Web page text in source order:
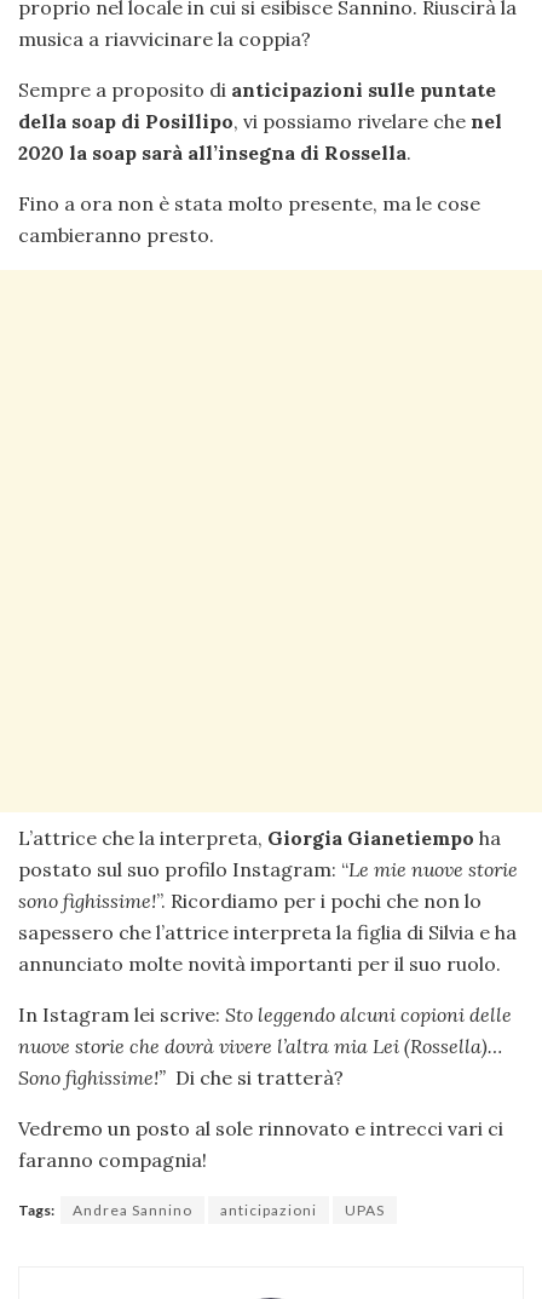
proprio nel locale in cui si esibisce Sannino. Riuscirà la
musica a riavvicinare la coppia?
Sempre a proposito di anticipazioni sulle puntate
della soap di Posillipo, vi possiamo rivelare che nel
2020 la soap sarà all’insegna di Rossella.
Fino a ora non è stata molto presente, ma le cose
cambieranno presto.
L’attrice che la interpreta, Giorgia Gianetiempo ha
postato sul suo profilo Instagram: “Le mie nuove storie
sono fighissime!”. Ricordiamo per i pochi che non lo
sapessero che l’attrice interpreta la figlia di Silvia e ha
annunciato molte novità importanti per il suo ruolo.
In Istagram lei scrive: Sto leggendo alcuni copioni delle
nuove storie che dovrà vivere l’altra mia Lei (Rossella)…
Sono fighissime!” Di che si tratterà?
Vedremo un posto al sole rinnovato e intrecci vari ci
faranno compagnia!
Tags: Andrea Sannino anticipazioni UPAS